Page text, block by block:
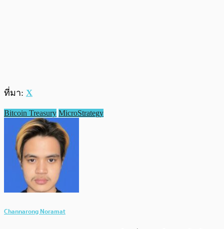
ที่มา: X
Bitcoin Treasury MicroStrategy
Channarong Noramat